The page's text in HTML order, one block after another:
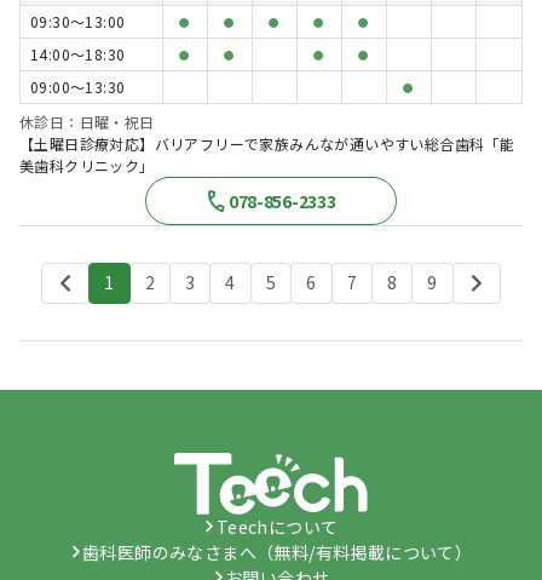
09:30〜13:00
● ● ● ● ●
14:00〜18:30 ● ● ● ●
09:00〜13:30 ●
休診日：日曜・祝日
【土曜日診療対応】バリアフリーで家族みんなが通いやすい総合歯科「能
美歯科クリニック」
078-856-2333
1 2 3 4 5 6 7 8 9
Teechについて
歯科医師のみなさまへ（無料/有料掲載について）